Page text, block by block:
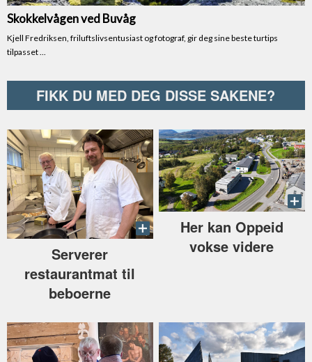
FIKK DU MED DEG DISSE SAKENE?
Serverer
restaurantmat til
beboerne
Her kan Oppeid
vokse videre